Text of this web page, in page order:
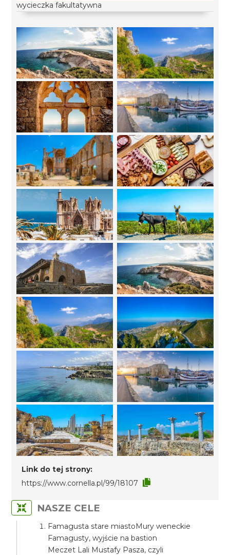
wycieczka fakultatywna
Link do tej strony:
https://www.cornella.pl/99/18107
NASZE CELE
Famagusta stare miastoMury weneckie
Famagusty, wyjście na bastion
Meczet Lali Mustafy Pasza, czyli